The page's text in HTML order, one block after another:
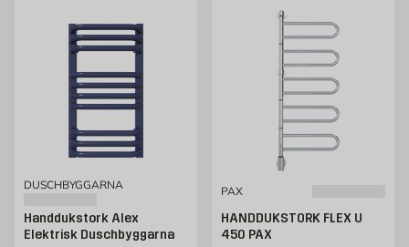
DUSCHBYGGARNA
Handdukstork Alex
Elektrisk Duschbyggarna
PAX
HANDDUKSTORK FLEX U
450 PAX